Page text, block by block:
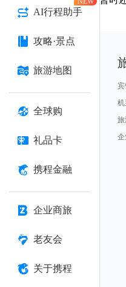
AI行程助手
攻略·景点
旅游地图
全球购
礼品卡
携程金融
企业商旅
老友会
关于携程
宾
机
旅
企